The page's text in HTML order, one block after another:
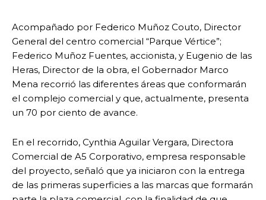
Acompañado por Federico Muñoz Couto, Director
General del centro comercial “Parque Vértice”;
Federico Muñoz Fuentes, accionista, y Eugenio de las
Heras, Director de la obra, el Gobernador Marco
Mena recorrió las diferentes áreas que conformarán
el complejo comercial y que, actualmente, presenta
un 70 por ciento de avance.
En el recorrido, Cynthia Aguilar Vergara, Directora
Comercial de A5 Corporativo, empresa responsable
del proyecto, señaló que ya iniciaron con la entrega
de las primeras superficies a las marcas que formarán